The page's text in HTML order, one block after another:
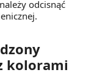
odcisnąć
kolorami